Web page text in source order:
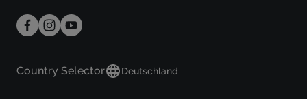
Country Selector Deutschland